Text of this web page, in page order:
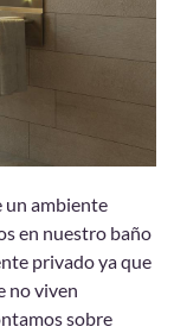
un ambiente
en nuestro baño
privado ya que
no viven
sobre